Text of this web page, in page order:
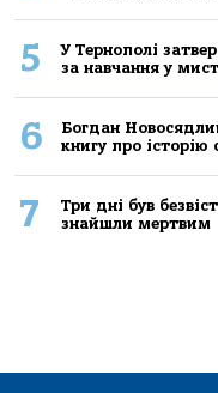
5
У Тернополі
за навчання у
6
Богдан
книгу про історію
7
Три дні був
знайшли мертвим